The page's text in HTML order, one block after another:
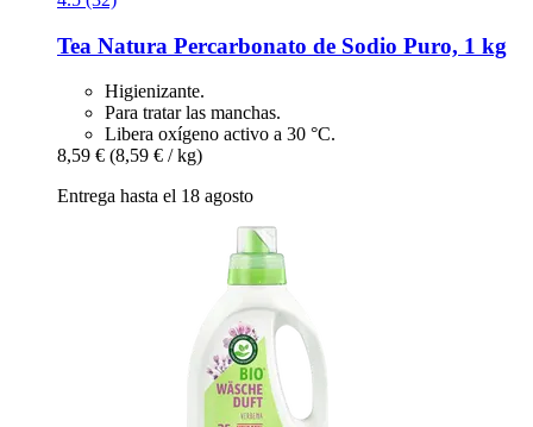
Tea Natura Percarbonato de Sodio Puro, 1 kg
Higienizante.
Para tratar las manchas.
Libera oxígeno activo a 30 °C.
8,59 € (8,59 € / kg)
Entrega hasta el 18 agosto